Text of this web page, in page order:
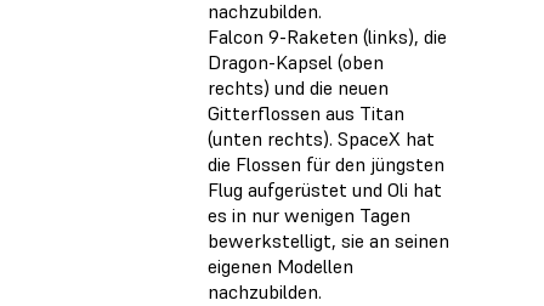
Falcon 9-Raketen (links), die
Dragon-Kapsel (oben
rechts) und die neuen
Gitterflossen aus Titan
(unten rechts). SpaceX hat
die Flossen für den jüngsten
Flug aufgerüstet und Oli hat
es in nur wenigen Tagen
bewerkstelligt, sie an seinen
eigenen Modellen
nachzubilden.